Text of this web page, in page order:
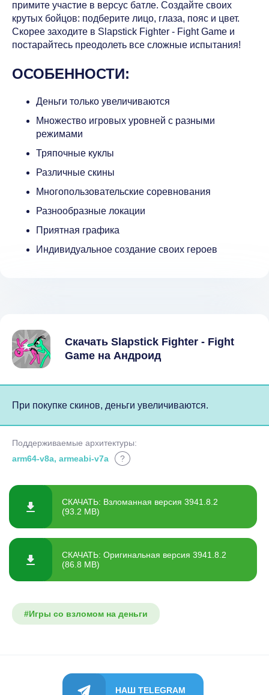
примите участие в версус батле. Создайте своих
крутых бойцов: подберите лицо, глаза, пояс и цвет.
Скорее заходите в Slapstick Fighter - Fight Game и
постарайтесь преодолеть все сложные испытания!
ОСОБЕННОСТИ:
Деньги только увеличиваются
Множество игровых уровней с разными
режимами
Тряпочные куклы
Различные скины
Многопользовательские соревнования
Разнообразные локации
Приятная графика
Индивидуальное создание своих героев
Скачать Slapstick Fighter - Fight
Game на Андроид
При покупке скинов, деньги увеличиваются.
Поддерживаемые архитектуры:
arm64-v8a, armeabi-v7a
?
СКАЧАТЬ: Взломанная версия 3941.8.2
(93.2 MB)
СКАЧАТЬ: Оригинальная версия 3941.8.2
(86.8 MB)
#Игры со взломом на деньги
НАШ TELEGRAM